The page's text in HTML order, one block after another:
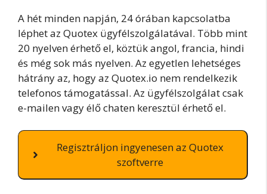
A hét minden napján, 24 órában kapcsolatba
léphet az Quotex ügyfélszolgálatával. Több mint
20 nyelven érhető el, köztük angol, francia, hindi
és még sok más nyelven. Az egyetlen lehetséges
hátrány az, hogy az Quotex.io nem rendelkezik
telefonos támogatással. Az ügyfélszolgálat csak
e-mailen vagy élő chaten keresztül érhető el.
Regisztráljon ingyenesen az Quotex
szoftverre